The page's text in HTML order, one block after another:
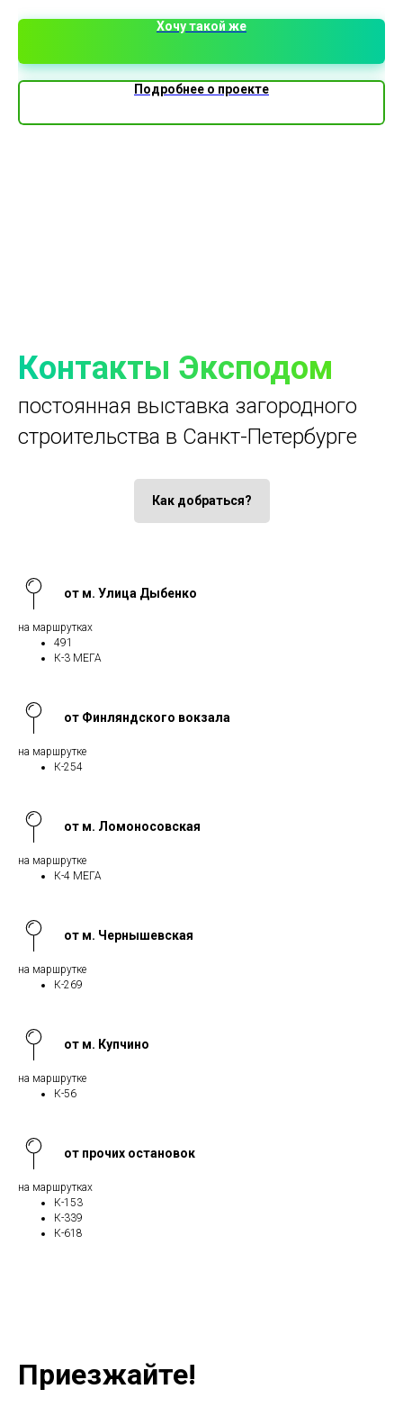
Хочу такой же
Подробнее о проекте
Контакты Эксподом
постоянная выставка загородного
строительства в Санкт-Петербурге
Как добраться?
от м. Улица Дыбенко
на маршрутках
491
К-3 МЕГА
от Финляндского вокзала
на маршрутке
К-254
от м. Ломоносовская
на маршрутке
К-4 МЕГА
от м. Чернышевская
на маршрутке
К-269
от м. Купчино
на маршрутке
К-56
от прочих остановок
на маршрутках
К-153
К-339
К-618
Приезжайте!